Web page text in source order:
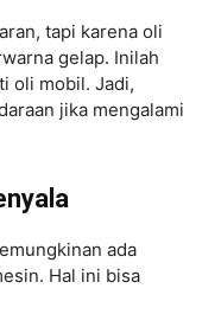
tapi karena oli
gelap. Inilah
oli mobil. Jadi,
jika mengalami
ada
Hal ini bisa